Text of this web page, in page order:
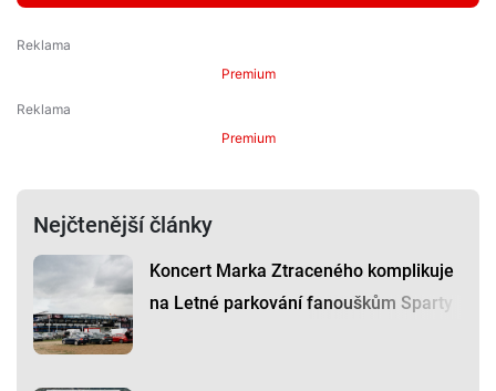
Premium
Premium
Nejčtenější články
Koncert Marka Ztraceného komplikuje
na Letné parkování fanouškům Sparty